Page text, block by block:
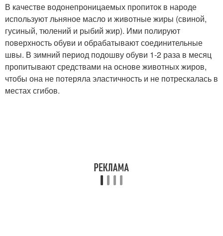
В качестве водонепроницаемых пропиток в народе
используют льняное масло и животные жиры (свиной,
гусиный, тюлений и рыбий жир). Ими полируют
поверхность обуви и обрабатывают соединительные
швы. В зимний период подошву обуви 1-2 раза в месяц
пропитывают средствами на основе животных жиров,
чтобы она не потеряла эластичность и не потрескалась в
местах сгибов.